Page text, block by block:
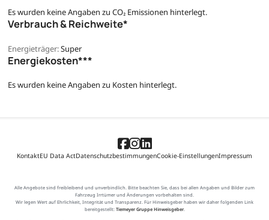
Es wurden keine Angaben zu CO₂ Emissionen hinterlegt.
Verbrauch & Reichweite*
Energieträger:Super
Energiekosten***
Es wurden keine Angaben zu Kosten hinterlegt.
KontaktEU Data ActDatenschutzbestimmungenCookie-EinstellungenImpressum
Alle Angebote sind freibleibend und unverbindlich. Bitte beachten Sie, dass bei allen Angaben und Bilder zum
Fahrzeug Irrtümer und Änderungen vorbehalten sind.
Wir legen Wert auf Ehrlichkeit, Integrität und Transparenz. Für Hinweisgeber haben wir daher folgenden Link
bereitgestellt: Tiemeyer Gruppe Hinweisgeber.